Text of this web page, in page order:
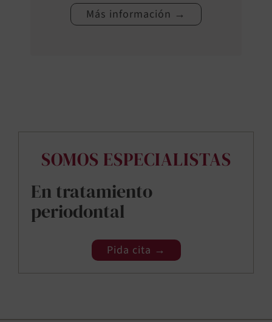
Más información →
SOMOS ESPECIALISTAS
En tratamiento
periodontal
Pida cita →